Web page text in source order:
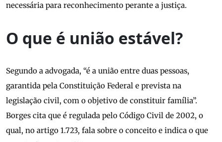
necessária para reconhecimento perante a justiça.
O que é união estável?
Segundo a advogada, “é a união entre duas pessoas,
garantida pela Constituição Federal e prevista na
legislação civil, com o objetivo de constituir família”.
Borges cita que é regulada pelo Código Civil de 2002, o
qual, no artigo 1.723, fala sobre o conceito e indica o que